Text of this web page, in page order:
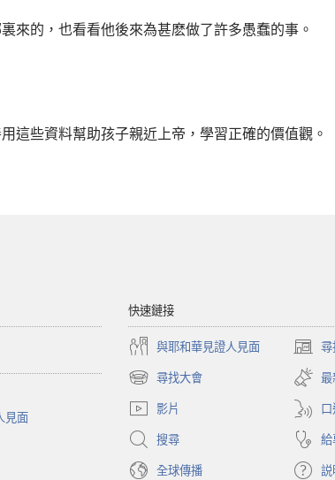
來的，也看看他後來為甚麽做了許多愚蠢的事。
這些資料幫助孩子親近上帝，學習正確的價值觀。
見面
快速鏈接
與耶和華見證人見面 尋
（開
啟
新
視
窗）
尋找大會
（開
啟
新
視
窗）
最
影片
搜尋
全球傳播
説